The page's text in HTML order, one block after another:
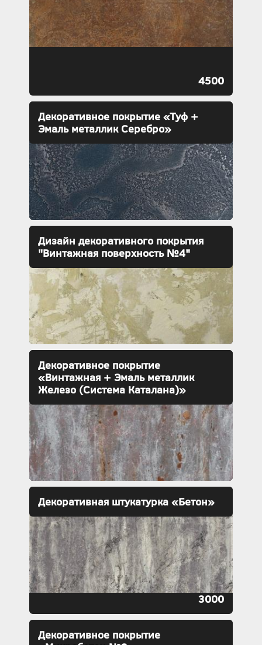
4500
Декоративное покрытие «Туф +
Эмаль металлик Серебро»
Дизайн декоративного покрытия
"Винтажная поверхность №4"
Декоративное покрытие
«Винтажная + Эмаль металлик
Железо (Система Каталана)»
Декоративная штукатурка «Бетон»
3000
Декоративное покрытие